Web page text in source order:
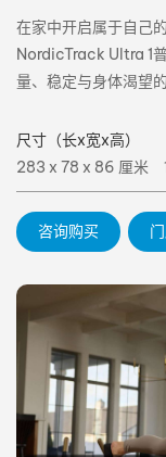
在家中开启属于自己
NordicTrack Ultra 1
量、稳定与身体渴望
尺寸（长x宽x高）
283 x 78 x 86 厘米
咨询购买